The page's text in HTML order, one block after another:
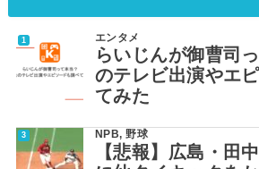
エンタメ
らいじんが御曹司
のテレビ出演やエ
てみた
NPB,野球
【悲報】広島・田